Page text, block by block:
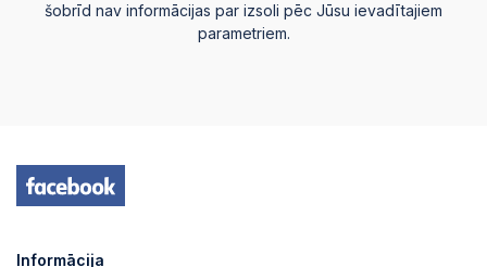
šobrīd nav informācijas par izsoli pēc Jūsu ievadītajiem
parametriem.
Informācija